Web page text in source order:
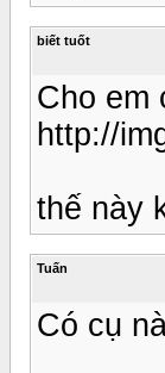
biết tuốt
Cho em
http://
thế này
Tuấn
Có cụ